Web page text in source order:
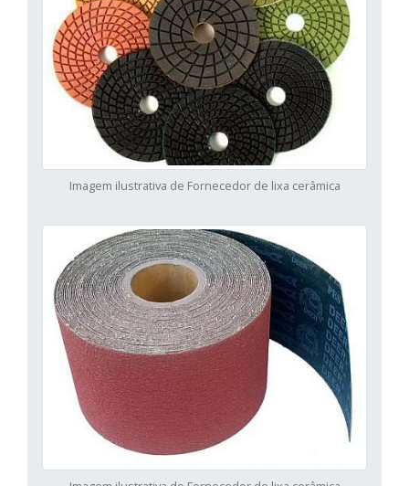
Imagem ilustrativa de Fornecedor de lixa cerâmica